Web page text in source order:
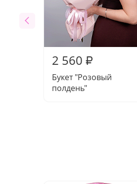
2 560 ₽
Букет "Розовый
полдень"